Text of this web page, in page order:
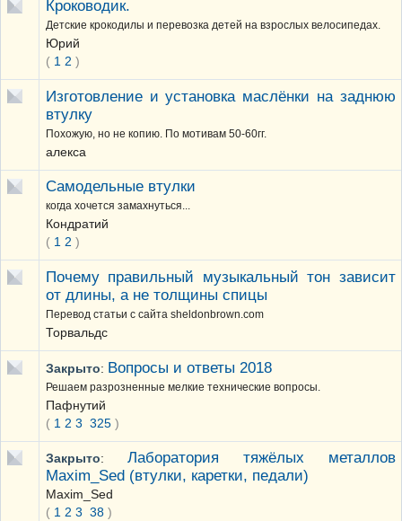
Кроководик.
Детские крокодилы и перевозка детей на взрослых велосипедах.
Юрий
( 1 2 )
Изготовление и установка маслёнки на заднюю
втулку
Похожую, но не копию. По мотивам 50-60гг.
алекса
Самодельные втулки
когда хочется замахнуться...
Кондратий
( 1 2 )
Почему правильный музыкальный тон зависит
от длины, а не толщины спицы
Перевод статьи с сайта sheldonbrown.com
Торвальдс
Закрыто: Вопросы и ответы 2018
Решаем разрозненные мелкие технические вопросы.
Пафнутий
( 1 2 3 325)
Закрыто:
Лаборатория тяжёлых металлов
Maxim_Sed (втулки, каретки, педали)
Maxim_Sed
( 1 2 3 38)